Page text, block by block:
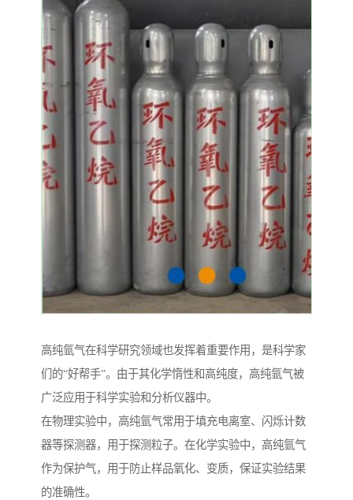
高纯氩气在科学研究领域也发挥着重要作用，是科学家
们的“好帮手”。由于其化学惰性和高纯度，高纯氩气被
广泛应用于科学实验和分析仪器中。
在物理实验中，高纯氩气常用于填充电离室、闪烁计数
器等探测器，用于探测粒子。在化学实验中，高纯氩气
作为保护气，用于防止样品氧化、变质，保证实验结果
的准确性。